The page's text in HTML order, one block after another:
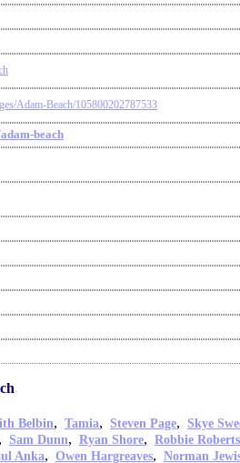
Adam-Beach/105800202787533
beach
Belbin, Tamia, Steven Page, Skye
, Sam Dunn, Ryan Shore, Robbie
Anka, Owen Hargreaves, Norman